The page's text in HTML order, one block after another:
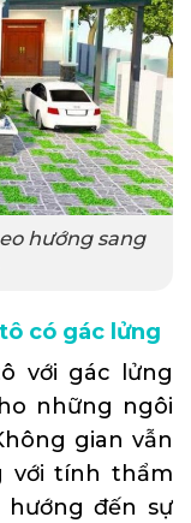
hướng sang
có gác lửng
với gác lửng
những ngôi
gian vẫn
với tính thẩm
đến sự